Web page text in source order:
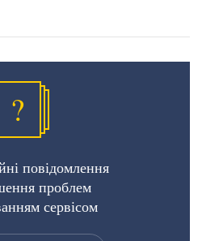
?
повідомлення
проблем
сервісом